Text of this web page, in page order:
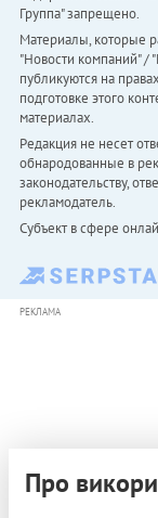
Группа" запрещено.
Материалы, которые
"Новости компаний" /
публикуются на
подготовке этого
материалах.
Редакция не несет
обнародованные в
законодательству,
рекламодатель.
Субъект в сфере
РЕКЛАМА
Про